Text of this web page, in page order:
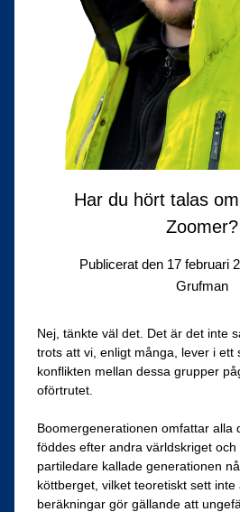
Har du hört talas
Zoomer?
Publicerat den 17 februari
Grufman
Nej, tänkte väl det. Det är det inte
trots att vi, enligt många, lever i ett
konflikten mellan dessa grupper
oförtrutet.
Boomergenerationen omfattar alla
föddes efter andra världskriget
partiledare kallade generationen
köttberget, vilket teoretiskt sett inte
beräkningar gör gällande att